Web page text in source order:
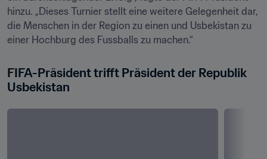
hinzu. „Dieses Turnier stellt eine weitere Gelegenheit dar,
die Menschen in der Region zu einen und Usbekistan zu
einer Hochburg des Fussballs zu machen.“
FIFA-Präsident trifft Präsident der Republik
Usbekistan